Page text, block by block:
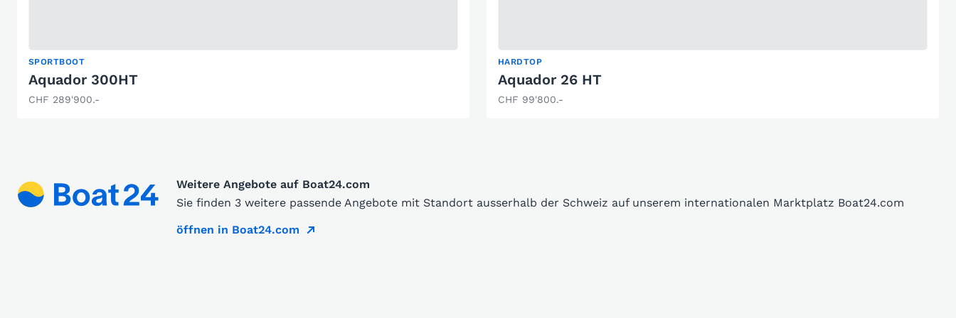
SPORTBOOT
Aquador 300HT
CHF 289'900.-
HARDTOP
Aquador 26 HT
CHF 99'800.-
Weitere Angebote auf Boat24.com
Sie finden 3 weitere passende Angebote mit Standort ausserhalb der Schweiz auf unserem internationalen Marktplatz Boat24.com
öffnen in Boat24.com